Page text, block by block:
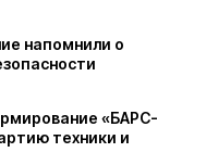
напомнили о
«БАРС-
техники и